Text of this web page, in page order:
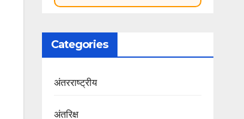
Categories
अंतरराष्ट्रीय
अंतरिक्ष